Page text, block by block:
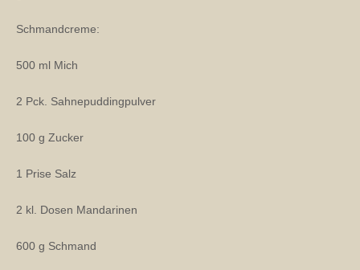
Schmandcreme:
500 ml Mich
2 Pck. Sahnepuddingpulver
100 g Zucker
1 Prise Salz
2 kl. Dosen Mandarinen
600 g Schmand